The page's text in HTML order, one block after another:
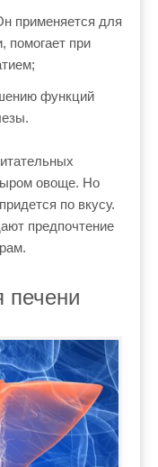
применяется для
помогает при
функций
овоще. Но
по вкусу.
предпочтение
печени